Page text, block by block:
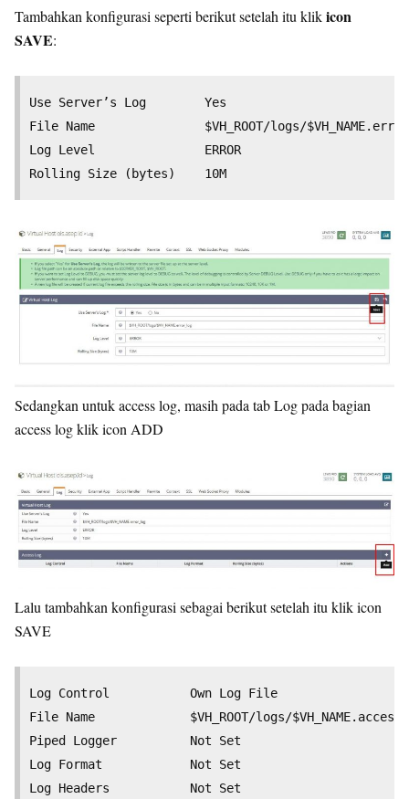
Tambahkan konfigurasi seperti berikut setelah itu klikicon
SAVE:
Use Server’s Log 		Yes
File Name 	        	$VH_ROOT/logs/$VH_NAME.error_log
Log Level 	         	ERROR
Sedangkan untuk access log, masih pada tab Log pada bagian
access log klik icon ADD
Lalu tambahkan konfigurasi sebagai berikut setelah itu klik icon
SAVE
Log Control 	      Own Log File
File Name 	          $VH_ROOT/logs/$VH_NAME.access_log
Piped Logger 	      Not Set
Log Format 	          Not Set
Log Headers 	      Not Set